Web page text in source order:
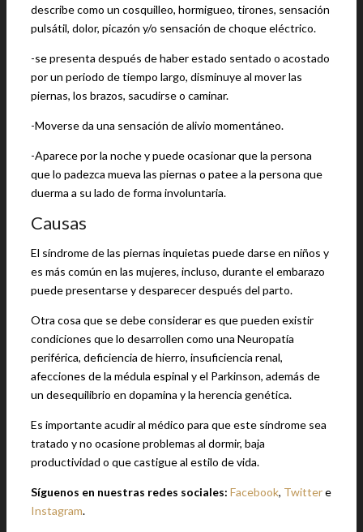
describe como un cosquilleo, hormigueo, tirones, sensación
pulsátil, dolor, picazón y/o sensación de choque eléctrico.
-se presenta después de haber estado sentado o acostado
por un periodo de tiempo largo, disminuye al mover las
piernas, los brazos, sacudirse o caminar.
-Moverse da una sensación de alivio momentáneo.
-Aparece por la noche y puede ocasionar que la persona
que lo padezca mueva las piernas o patee a la persona que
duerma a su lado de forma involuntaria.
Causas
El síndrome de las piernas inquietas puede darse en niños y
es más común en las mujeres, incluso, durante el embarazo
puede presentarse y desparecer después del parto.
Otra cosa que se debe considerar es que pueden existir
condiciones que lo desarrollen como una Neuropatía
periférica, deficiencia de hierro, insuficiencia renal,
afecciones de la médula espinal y el Parkinson, además de
un desequilibrio en dopamina y la herencia genética.
Es importante acudir al médico para que este síndrome sea
tratado y no ocasione problemas al dormir, baja
productividad o que castigue al estilo de vida.
Síguenos en nuestras redes sociales: Facebook, Twittere
Instagram.